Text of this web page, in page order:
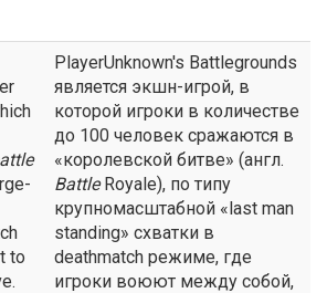
to
PlayerUnknown's Battlegrounds
является экшн-игрой, в
которой игроки в количестве
до 100 человек сражаются в
«королевской битве» (англ.
BattleRoyale), по типу
крупномасштабной «last man
standing» схватки в
deathmatch режиме, где
игроки воюют между собой,